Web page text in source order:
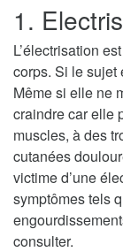
1.
L’électrisation
corps. Si le sujet
Même si elle ne
craindre car elle
muscles, à des
cutanées
victime d’une
symptômes tels
consulter.